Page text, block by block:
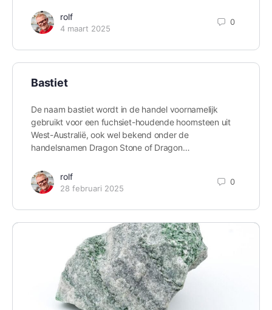
rolf
4 maart 2025
0
Bastiet
De naam bastiet wordt in de handel voornamelijk
gebruikt voor een fuchsiet-houdende hoornsteen uit
West-Australië, ook wel bekend onder de
handelsnamen Dragon Stone of Dragon…
rolf
28 februari 2025
0